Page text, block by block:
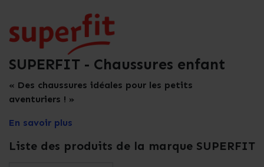
SUPERFIT - Chaussures enfant
« Des chaussures idéales pour les petits
aventuriers ! »
En savoir plus
Liste des produits de la marque SUPERFIT